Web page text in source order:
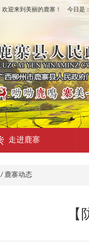
欢迎来到美丽的鹿寨！ 今日是：
走进鹿寨
/ 鹿寨动态